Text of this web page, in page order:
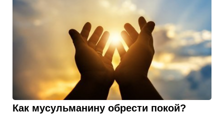
Как мусульманину обрести покой?